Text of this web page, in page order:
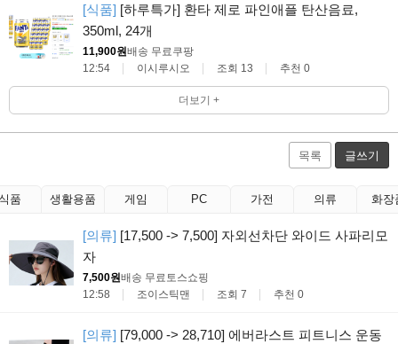
[식품] [하루특가] 환타 제로 파인애플 탄산음료,
350ml, 24개
11,900원배송 무료 쿠팡
12:54
이시루시오 조회 13 추천 0
더보기 +
목록 글쓰기
품 생활용품 게임 PC 가전 의류 화장
[의류] [17,500 -> 7,500] 자외선차단 와이드 사파리모
자
7,500원배송 무료 토스쇼핑
12:58
조이스틱맨 조회 7 추천 0
[의류] [79,000 -> 28,710] 에버라스트 피트니스 운동